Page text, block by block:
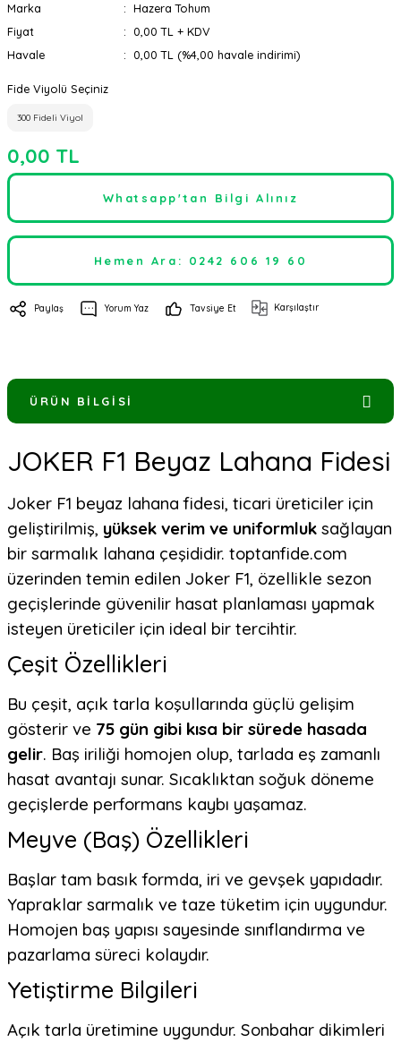
Marka
Hazera Tohum
Fiyat
0,00 TL + KDV
Havale
0,00 TL (%4,00 havale indirimi)
Fide Viyolü Seçiniz
300 Fideli Viyol
0,00 TL
Whatsapp'tan Bilgi Alınız
Hemen Ara: 0242 606 19 60
Paylaş Yorum Yaz Tavsiye Et Karşılaştır
ÜRÜN BILGISI
JOKER F1 Beyaz Lahana Fidesi
Joker F1 beyaz lahana fidesi, ticari üreticiler için
geliştirilmiş, yüksek verim ve uniformluk sağlayan
bir sarmalık lahana çeşididir. toptanfide.com
üzerinden temin edilen Joker F1, özellikle sezon
geçişlerinde güvenilir hasat planlaması yapmak
isteyen üreticiler için ideal bir tercihtir.
Çeşit Özellikleri
Bu çeşit, açık tarla koşullarında güçlü gelişim
gösterir ve 75 gün gibi kısa bir sürede hasada
gelir. Baş iriliği homojen olup, tarlada eş zamanlı
hasat avantajı sunar. Sıcaklıktan soğuk döneme
geçişlerde performans kaybı yaşamaz.
Meyve (Baş) Özellikleri
Başlar tam basık formda, iri ve gevşek yapıdadır.
Yapraklar sarmalık ve taze tüketim için uygundur.
Homojen baş yapısı sayesinde sınıflandırma ve
pazarlama süreci kolaydır.
Yetiştirme Bilgileri
Açık tarla üretimine uygundur. Sonbahar dikimleri